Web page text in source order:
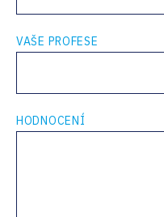
VAŠE PROFESE
HODNOCENÍ